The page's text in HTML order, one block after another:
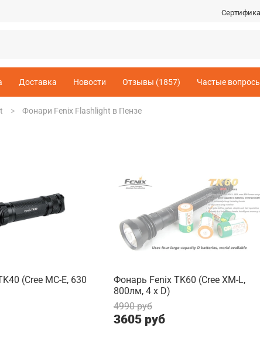
Доставка Новости Отзывы (1857) Частые
Фонари Fenix Flashlight в Пензе
(Cree MC-E, 630
Фонарь Fenix TK60 (Cree XM-L,
800лм, 4 x D)
4990 руб
3605 руб